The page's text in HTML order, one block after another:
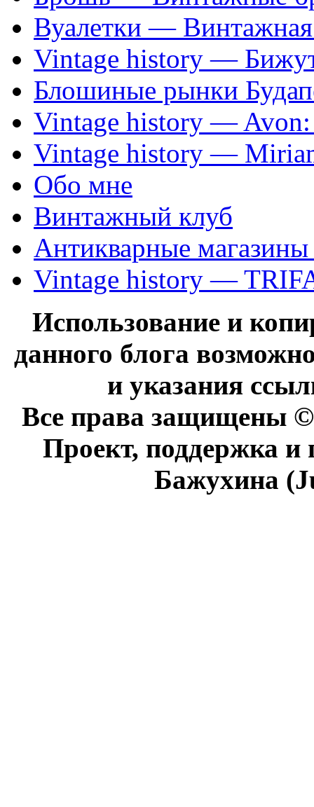
Вуалетки — Винтажная
Vintage history —
Блошиные рынки
Vintage history —
Vintage history —
Обо мне
Винтажный клуб
Антикварные
Vintage history —
Использование и
данного блога
и указания
Все права защищены
Проект, поддержка
Бажухина